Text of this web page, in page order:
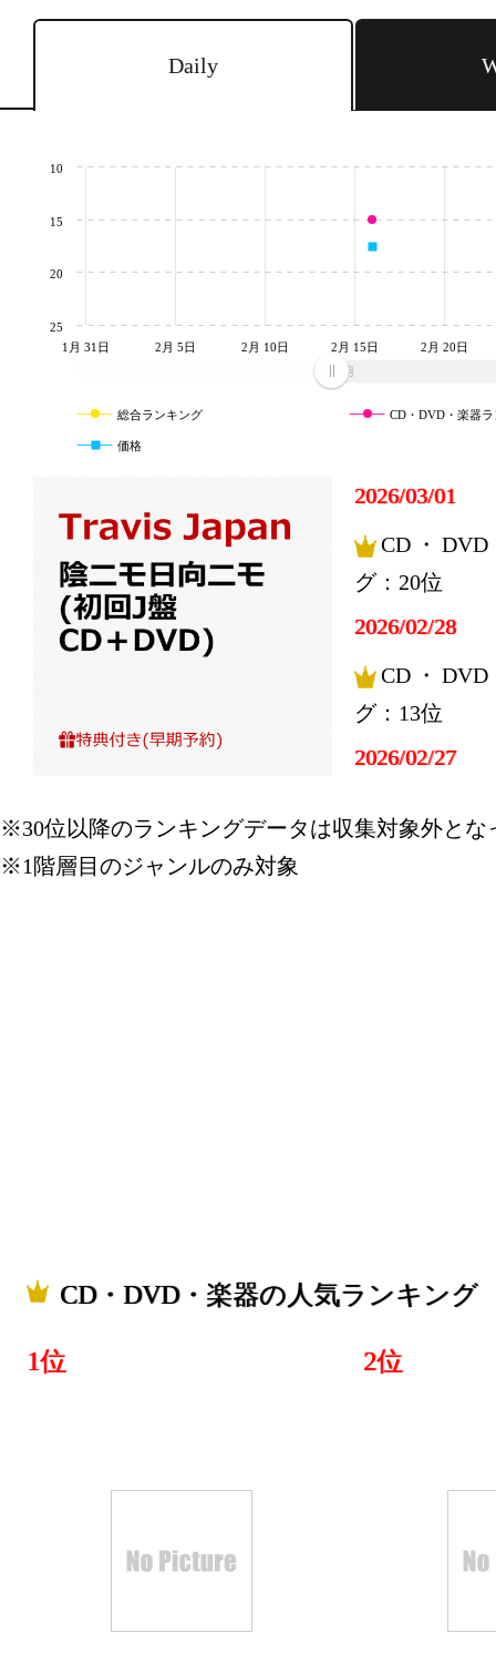
Daily
2月
1月 31日 2月 5日 2月 10日 2月 15日 2月 20日
10
15
20
25
総合ランキング CD・DVD・楽器
価格
2026/03/01
CD・
グ：20位
2026/02/28
CD・
グ：13位
2026/02/27
グ：12位
※30位以降のランキングデータは収集対象外とな
※1階層目のジャンルのみ対象
CD・DVD・楽器の人気ランキング
1位 2位